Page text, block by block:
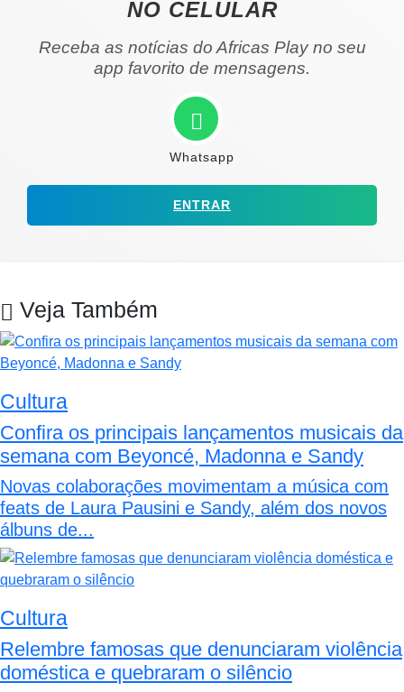
NO CELULAR
Receba as notícias do Africas Play no seu
app favorito de mensagens.
Whatsapp
ENTRAR
Veja Também
Cultura
Confira os principais lançamentos musicais da
semana com Beyoncé, Madonna e Sandy
Novas colaborações movimentam a música com
feats de Laura Pausini e Sandy, além dos novos
álbuns de...
Cultura
Relembre famosas que denunciaram violência
doméstica e quebraram o silêncio